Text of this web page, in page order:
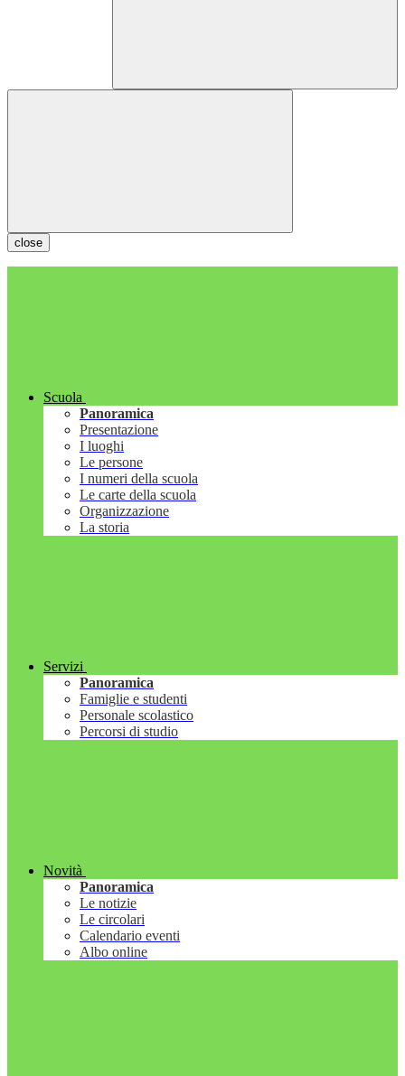
close
Scuola
Panoramica
Presentazione
I luoghi
Le persone
I numeri della scuola
Le carte della scuola
Organizzazione
La storia
Servizi
Panoramica
Famiglie e studenti
Personale scolastico
Percorsi di studio
Novità
Panoramica
Le notizie
Le circolari
Calendario eventi
Albo online